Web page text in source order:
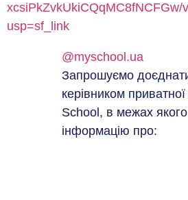
xcsiPkZvkUkiCQqMC8fNCFGw/
usp=sf_link
@myschool.ua
Запрошуємо
керівником
School, в межах
інформацію про: